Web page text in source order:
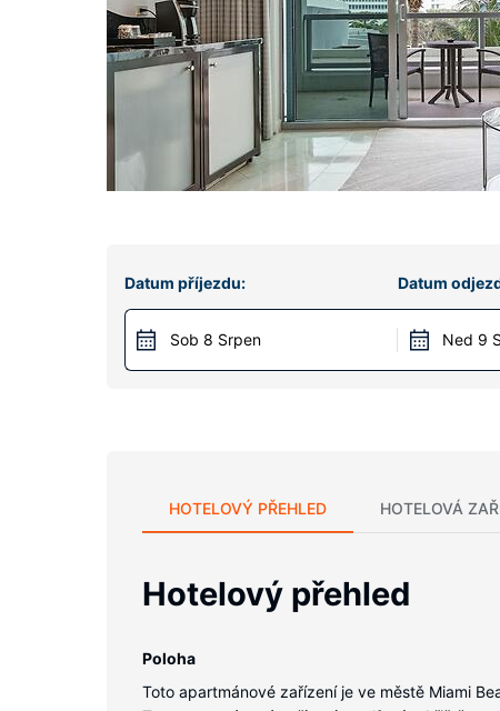
Datum příjezdu:
Sob 8 Srpen
Datum
Ned 9
HOTELOVÝ PŘEHLED HOTELOVÁ
Hotelový přehled
Poloha
Toto apartmánové zařízení je ve městě Miami